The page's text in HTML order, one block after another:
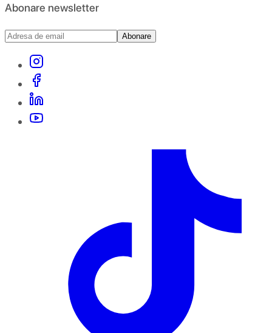
Abonare newsletter
Abonare